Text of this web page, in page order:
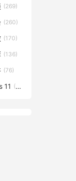
(269)
(260)
(170)
(136)
(76)
11 (48)